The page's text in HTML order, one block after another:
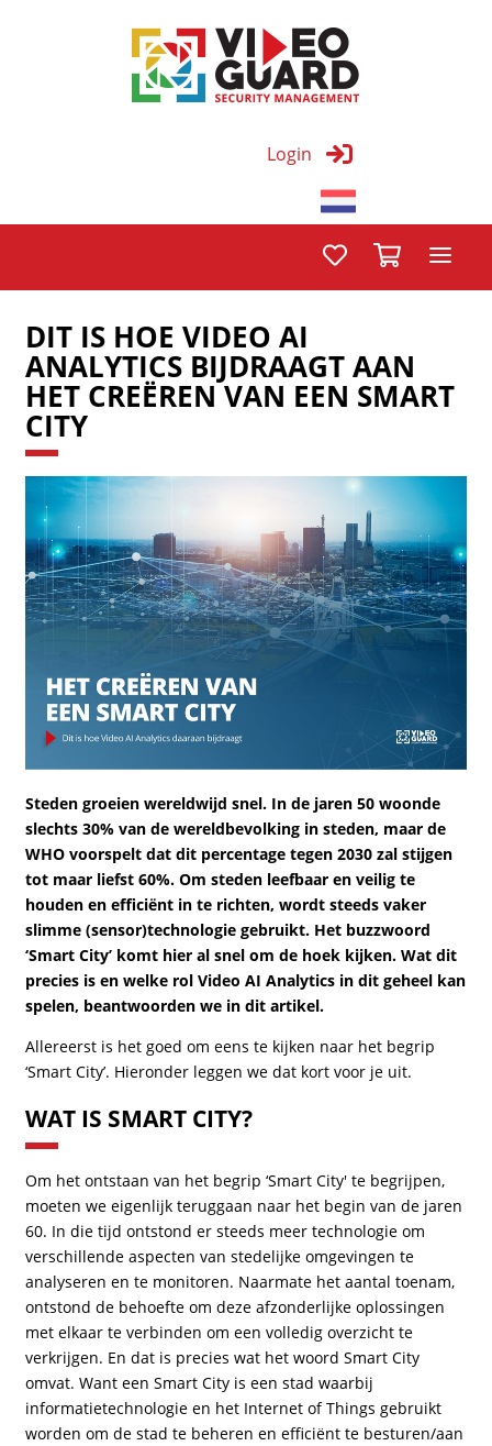
Login
DIT IS HOE VIDEO AI
ANALYTICS BIJDRAAGT AAN
HET CREËREN VAN EEN SMART
CITY
Steden groeien wereldwijd snel. In de jaren 50 woonde
slechts 30% van de wereldbevolking in steden, maar de
WHO voorspelt dat dit percentage tegen 2030 zal stijgen
tot maar liefst 60%. Om steden leefbaar en veilig te
houden en efficiënt in te richten, wordt steeds vaker
slimme (sensor)technologie gebruikt. Het buzzwoord
‘Smart City’ komt hier al snel om de hoek kijken. Wat dit
precies is en welke rol Video AI Analytics in dit geheel kan
spelen, beantwoorden we in dit artikel.
Allereerst is het goed om eens te kijken naar het begrip
‘Smart City’. Hieronder leggen we dat kort voor je uit.
WAT IS SMART CITY?
Om het ontstaan van het begrip ‘Smart City' te begrijpen,
moeten we eigenlijk teruggaan naar het begin van de jaren
60. In die tijd ontstond er steeds meer technologie om
verschillende aspecten van stedelijke omgevingen te
analyseren en te monitoren. Naarmate het aantal toenam,
ontstond de behoefte om deze afzonderlijke oplossingen
met elkaar te verbinden om een volledig overzicht te
verkrijgen. En dat is precies wat het woord Smart City
omvat. Want een Smart City is een stad waarbij
informatietechnologie en het Internet of Things gebruikt
worden om de stad te beheren en efficiënt te besturen/aan